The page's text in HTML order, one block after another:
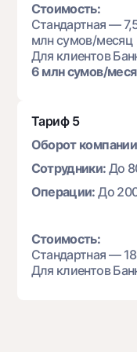
Стоимость:
Стандартная —
млн сумов/месяц
Для клиентов
6 млн сумов/
Тариф 5
Оборот
Сотрудники: До
Операции: До
Стоимость:
Стандартная —
Для клиентов